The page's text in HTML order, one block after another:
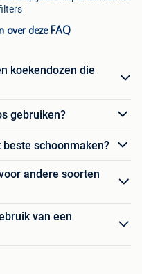
over deze FAQ
koekendozen die
gebruiken?
schoonmaken?
andere soorten
van een